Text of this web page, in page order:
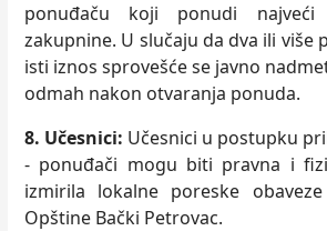
ponuđaču koji ponudi najveći
zakupnine. U slučaju da dva ili više
isti iznos sprovešće se javno
odmah nakon otvaranja ponuda.
8. Učesnici: Učesnici u postupku
- ponuđači mogu biti pravna i
izmirila lokalne poreske
Opštine Bački Petrovac.